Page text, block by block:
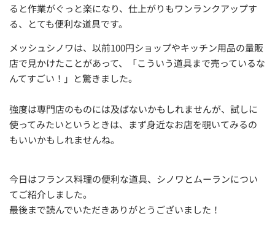
ると作業がぐっと楽になり、仕上がりもワンランクアップす
る、とても便利な道具です。
メッシュシノワは、以前100円ショップやキッチン用品の量販
店で見かけたことがあって、「こういう道具まで売っているな
んてすごい！」と驚きました。
強度は専門店のものには及ばないかもしれませんが、試しに
使ってみたいというときは、まず身近なお店を覗いてみるの
もいいかもしれませんね。
今日はフランス料理の便利な道具、シノワとムーランについ
てご紹介しました。
最後まで読んでいただきありがとうございました！